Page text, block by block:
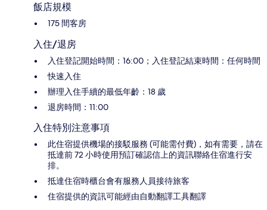
飯店規模
175 間客房
入住/退房
入住登記開始時間：16:00；入住登記結束時間：任何時間
快速入住
辦理入住手續的最低年齡：18 歲
退房時間：11:00
入住特別注意事項
此住宿提供機場的接駁服務 (可能需付費)，如有需要，請在
抵達前 72 小時使用預訂確認信上的資訊聯絡住宿進行安
排。
抵達住宿時櫃台會有服務人員接待旅客
住宿提供的資訊可能經由自動翻譯工具翻譯